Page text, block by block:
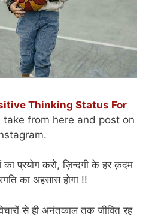
Thinking Status For
take from here and post on
प्रयोग करो, ज़िन्दगी के हर क़दम
का अहसास होगा !!
से ही अनंतकाल तक जीवित रह